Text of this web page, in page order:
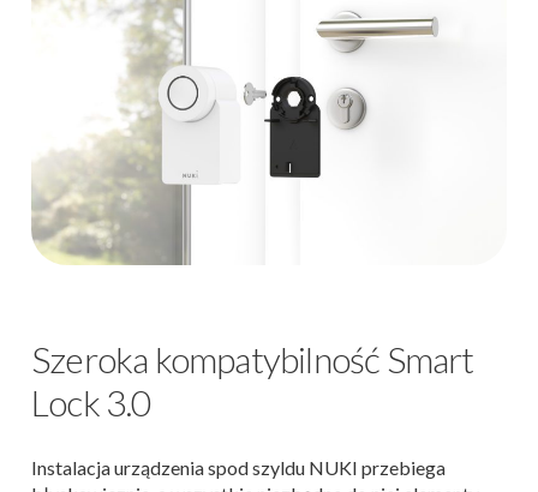
Szeroka kompatybilność Smart
Lock 3.0
Instalacja urządzenia spod szyldu NUKI przebiega